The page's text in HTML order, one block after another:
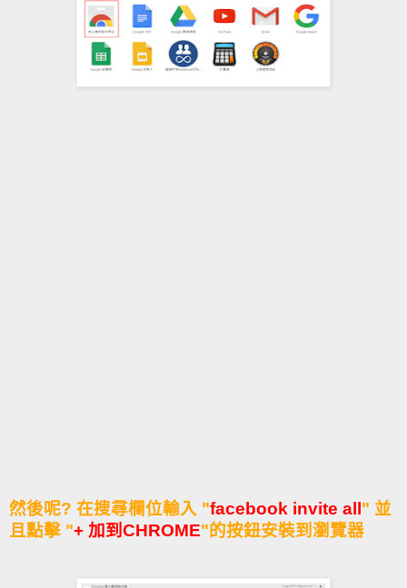
然後呢? 在搜尋欄位輸入 "facebook invite all" 並
且點擊 "+ 加到CHROME"的按鈕安裝到瀏覽器